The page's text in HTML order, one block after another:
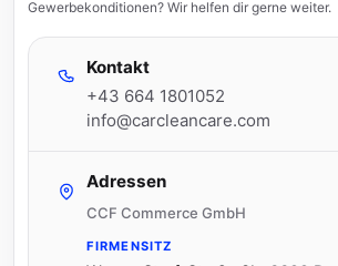
Gewerbekonditionen? Wir helfen dir gerne weiter.
Kontakt
+43 664 1801052
info@carcleancare.com
Adressen
CCF Commerce GmbH
FIRMENSITZ